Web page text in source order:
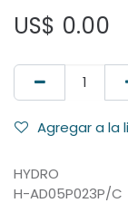
US$ 0.00
Agregar a la
HYDRO
H-AD05P023P/C